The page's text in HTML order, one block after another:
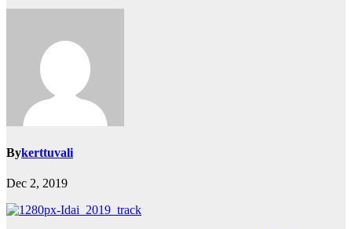
Bykerttuvali
Dec 2, 2019